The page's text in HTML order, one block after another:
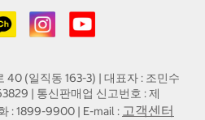
40 (일직동 163-3) | 대표자 : 조민수
| 통신판매업 신고번호 : 제
: 1899-9900 | E-mail : 고객센터